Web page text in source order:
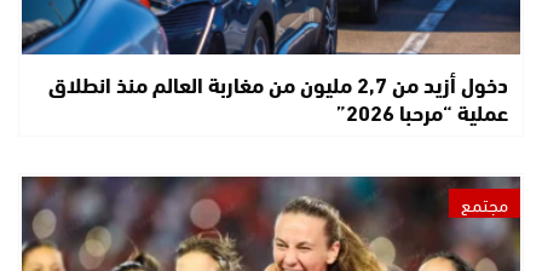
دخول أزيد من 2,7 مليون من مغاربة العالم منذ انطلاق
عملية “مرحبا 2026”
مجتمع